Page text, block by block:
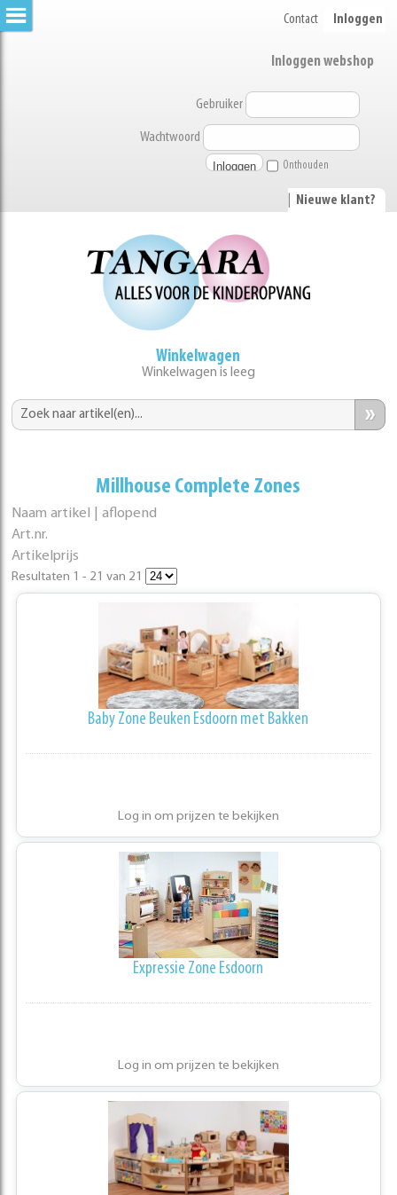
Contact Inloggen
Inloggen webshop
Gebruiker
Wachtwoord
Onthouden
Nieuwe klant?
Winkelwagen
Winkelwagen is leeg
»
Millhouse Complete Zones
Naam artikel | aflopend
Art.nr.
Artikelprijs
Resultaten 1 - 21 van 21
Baby Zone Beuken Esdoorn met Bakken
Log in om prijzen te bekijken
Expressie Zone Esdoorn
Log in om prijzen te bekijken